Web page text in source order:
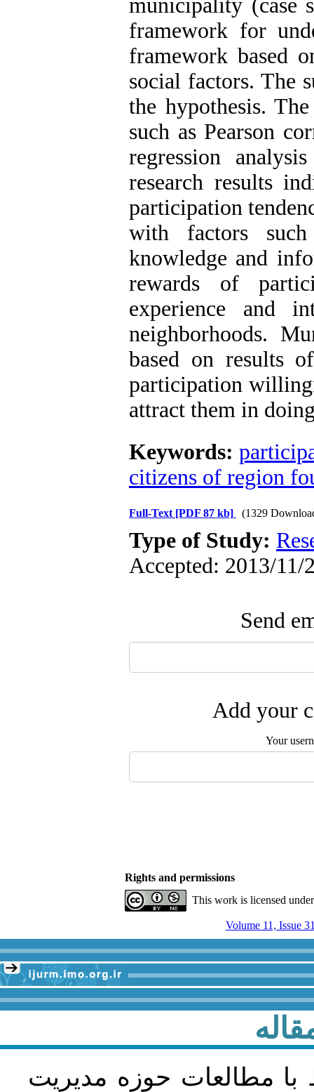
municipality (case
framework for
framework based
social factors. The
the hypothesis.
such as Pearson
regression
research results
participation
with factors such
knowledge and
rewards of
experience and
neighborhoods.
based on results
participation
attract them in
Keywords:
citizens of region
Full-Text [PDF 87 kb] (1329
Type of Study:
Accepted: 2013/11/
Send
Add your
Your
Rights and permissions
This work is licensed
Volume 11, Issue
با مطالعات حوزه مديريت